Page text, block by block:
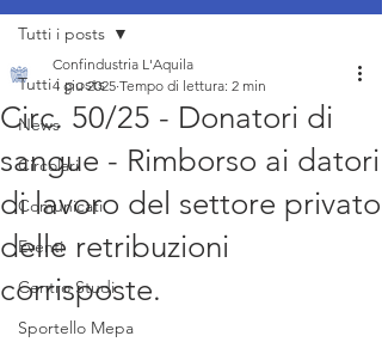
Tutti i posts
News
Circolari
Comunicati
Eventi
Centro Studi
Sportello Mepa
Tutti i posts
Circ. 50/25 - Donatori di
sangue - Rimborso ai datori
di lavoro del settore privato
delle retribuzioni
corrisposte.
Confindustria L'Aquila
4 giu 2025 Tempo di lettura: 2 min